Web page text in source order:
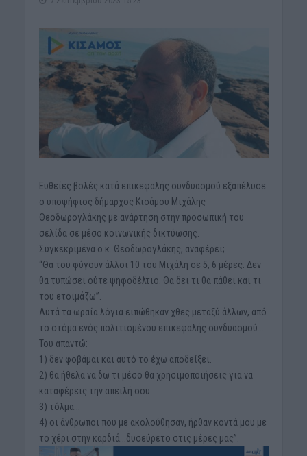
Ευθείες βολές κατά επικεφαλής συνδυασμού εξαπέλυσε
ο υποψήφιος δήμαρχος Κισάμου Μιχάλης
Θεοδωρογλάκης με ανάρτηση στην προσωπική του
σελίδα σε μέσο κοινωνικής δικτύωσης.
Συγκεκριμένα ο κ. Θεοδωρογλάκης, αναφέρει;
“Θα του φύγουν άλλοι 10 του Μιχάλη σε 5, 6 μέρες. Δεν
θα τυπώσει ούτε ψηφοδέλτιο. Θα δει τι θα πάθει και τι
του ετοιμάζω”.
Αυτά τα ωραία λόγια ειπώθηκαν χθες μεταξύ άλλων, από
το στόμα ενός πολιτισμένου επικεφαλής συνδυασμού…
Του απαντώ:
1) δεν φοβάμαι και αυτό το έχω αποδείξει.
2) θα ήθελα να δω τι μέσο θα χρησιμοποιήσεις για να
καταφέρεις την απειλή σου.
3) τόλμα…
4) οι άνθρωποι που με ακολούθησαν, ήρθαν κοντά μου με
το χέρι στην καρδιά…δυσεύρετο στις μέρες μας”.